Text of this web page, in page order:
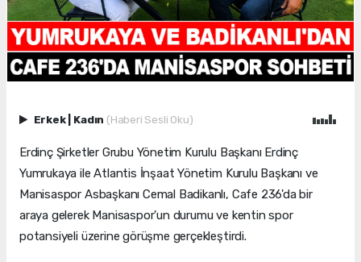
Erkek Kadın (Haberi Sesli Oku)
Erdinç Şirketler Grubu Yönetim Kurulu Başkanı Erdinç
Yumrukaya ile Atlantis İnşaat Yönetim Kurulu Başkanı ve
Manisaspor Asbaşkanı Cemal Badikanlı, Cafe 236'da bir
araya gelerek Manisaspor'un durumu ve kentin spor
potansiyeli üzerine görüşme gerçekleştirdi.